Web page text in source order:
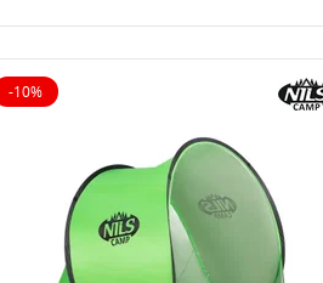
-10%
10% reduziert